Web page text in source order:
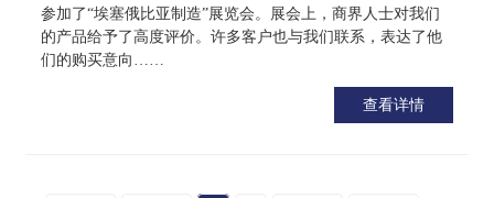
参加了“埃塞俄比亚制造”展览会。展会上，商界人士对我们
的产品给予了高度评价。许多客户也与我们联系，表达了他
们的购买意向……
查看详情